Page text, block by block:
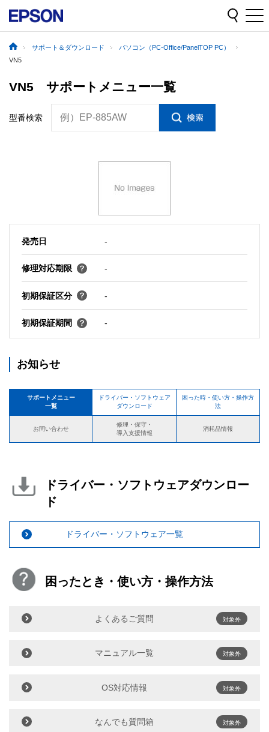
サポート＆ダウンロード
パソコン（PC-Office/PanelTOP PC）
VN5
VN5 サポートメニュー一覧
型番検索 例）EP-885AW
発売日 -
修理対応期限 -
初期保証区分 -
初期保証期間 -
お知らせ
サポートメニュー
一覧
ドライバー・ソフトウェア
ダウンロード
困った時・使い方・操作方
法
お問い合わせ
修理・保守・
導入支援情報
消耗品情報
ドライバー・ソフトウェアダウンロー
ド
ドライバー・ソフトウェア一覧
困ったとき・使い方・操作方法
よくあるご質問 対象外
マニュアル一覧 対象外
OS対応情報 対象外
なんでも質問箱 対象外